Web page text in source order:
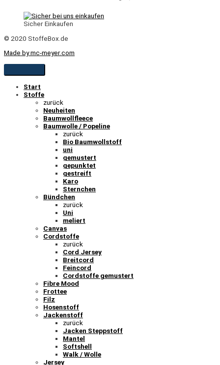
Sicher Einkaufen
© 2020 StoffeBox.de
Made by mc-meyer.com
Start
Stoffe
zurück
Neuheiten
Baumwollfleece
Baumwolle / Popeline
zurück
Bio Baumwollstoff
uni
gemustert
gepunktet
gestreift
Karo
Sternchen
Bündchen
zurück
Uni
meliert
Canvas
Cordstoffe
zurück
Cord Jersey
Breitcord
Feincord
Cordstoffe gemustert
Fibre Mood
Frottee
Filz
Hosenstoff
Jackenstoff
zurück
Jacken Steppstoff
Mantel
Softshell
Walk / Wolle
Jersey